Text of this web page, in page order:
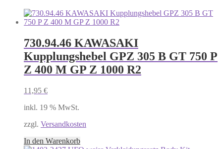
730.94.46 KAWASAKI
Kupplungshebel GPZ 305 B GT 750 P
Z 400 M GP Z 1000 R2
11,95 €
inkl. 19 % MwSt.
zzgl. Versandkosten
In den Warenkorb